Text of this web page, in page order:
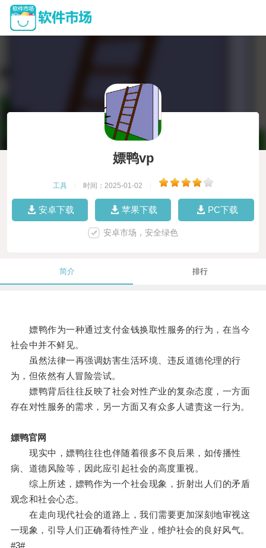
嫖鸭vp
工具 时间：2025-01-02
安卓下载 苹果下载 PC下载
安卓市场，安全绿色
简介 排行
嫖鸭作为一种通过支付金钱换取性服务的行为，在当今
社会中并不鲜见。
虽然法律一再强调妨害生活环境、违反道德伦理的行
为，但依然有人冒险尝试。
嫖鸭背后往往反映了社会对性产业的复杂态度，一方面
存在对性服务的需求，另一方面又有众多人谴责这一行为。
嫖鸭官网
现实中，嫖鸭往往也伴随着很多不良后果，如传播性
病、道德风险等，因此应引起社会的高度重视。
综上所述，嫖鸭作为一个社会现象，折射出人们的矛盾
观念和社会心态。
在走向现代社会的道路上，我们需要更加深刻地审视这
一现象，引导人们正确看待性产业，维护社会的良好风气。
#3#